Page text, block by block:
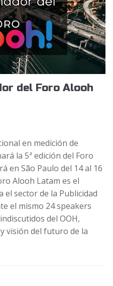
del Foro Alooh
en medición de
la 5ª edición del Foro
en São Paulo del 14 al 16
Alooh Latam es el
sector de la Publicidad
el mismo 24 speakers
del OOH,
visión del futuro de la